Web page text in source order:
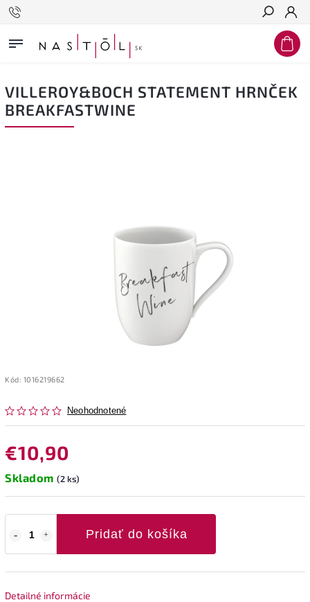
Hľadať
VILLEROY&BOCH STATEMENT HRNČEK
BREAKFASTWINE
Kód: 1016219662
Neohodnotené
€10,90
Skladom (2 ks)
Pridať do košíka
Detailné informácie